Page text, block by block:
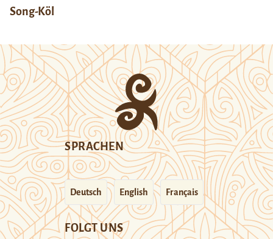
Song-Köl
SPRACHEN
Deutsch English Français
FOLGT UNS